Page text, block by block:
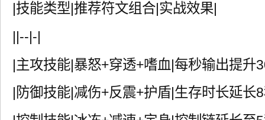
|技能类型|推荐符文组合|实战效果|
||--|-|
|主攻技能|暴怒+穿透+嗜血|每秒输出提升
|防御技能|减伤+反震+护盾|生存时长延长